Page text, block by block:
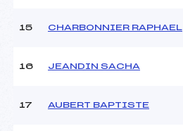
Ouvreurs C :
Température départ :
15 CHARBONNIER RAPHAEL
16 JEANDIN SACHA
17 AUBERT BAPTISTE